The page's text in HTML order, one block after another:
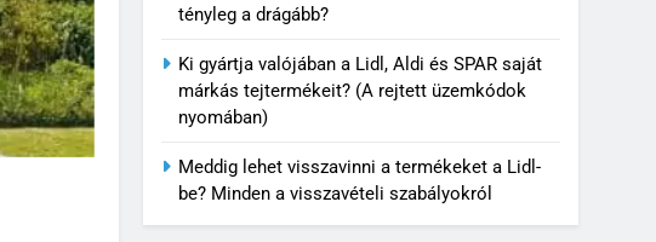
tényleg a drágább?
Ki gyártja valójában a Lidl, Aldi és SPAR saját
márkás tejtermékeit? (A rejtett üzemkódok
nyomában)
Meddig lehet visszavinni a termékeket a Lidl-
be? Minden a visszavételi szabályokról